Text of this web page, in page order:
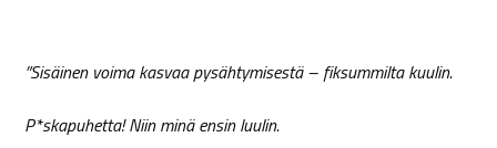
”Sisäinen voima kasvaa pysähtymisestä – fiksummilta kuulin.
P*skapuhetta! Niin minä ensin luulin.